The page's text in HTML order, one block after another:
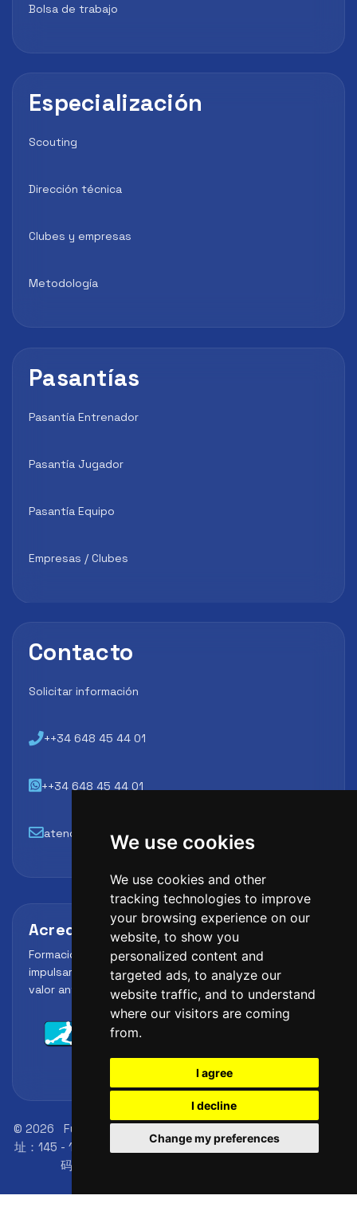
We use cookies
We use cookies and other
tracking technologies to improve
your browsing experience on our
website, to show you
personalized content and
targeted ads, to analyze our
website traffic, and to understand
where our visitors are coming
from.
I agree
I decline
Change my preferences
Bolsa de trabajo
Especialización
Scouting
Dirección técnica
Clubes y empresas
Metodología
Pasantías
Pasantía Entrenador
Pasantía Jugador
Pasantía Equipo
Empresas / Clubes
Contacto
Solicitar información
++34 648 45 44 01
++34 648 45 44 01
atencion@futbollab.com
Acreditaciones y alianzas
Formación, metodología y reconocimiento para
impulsar el perfil profesional del alumno y reforzar su
valor ante clubes, academias y entidades deportivas.
© 2026 FutbolLab Spain Soccer Academy
注册办公室地
址：145 - 147 St John St, London, EC1V 4PW, UK
码：09033026